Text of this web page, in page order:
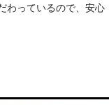
わっているので、安心